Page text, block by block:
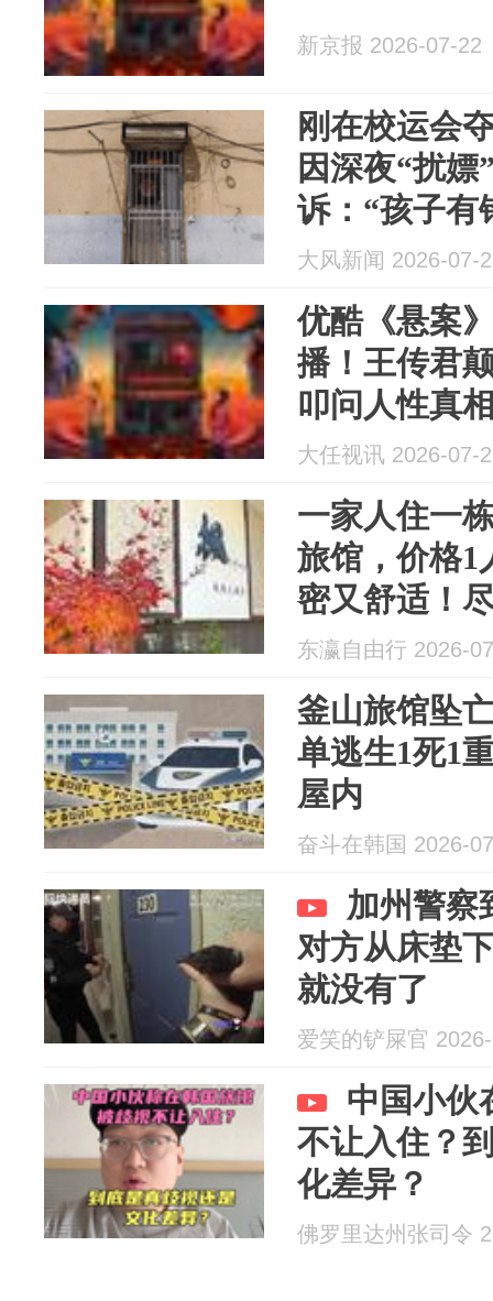
新京报 2026-07-22
刚在校运会
因深夜“扰
诉：“孩子有
案发地旅馆
有学生上门
大风新闻 2026-07-
优酷《悬案
播！王传君
叩问人性真
大任视讯 2026-07-
一家人住一
旅馆，价格1
密又舒适！
东瀛自由行 2026-
釜山旅馆坠
单逃生1死1
屋内
奋斗在韩国 2026-
加州警察
对方从床垫
就没有了
爱笑的铲屎官
中国小伙
不让入住？
化差异？
佛罗里达州张司令